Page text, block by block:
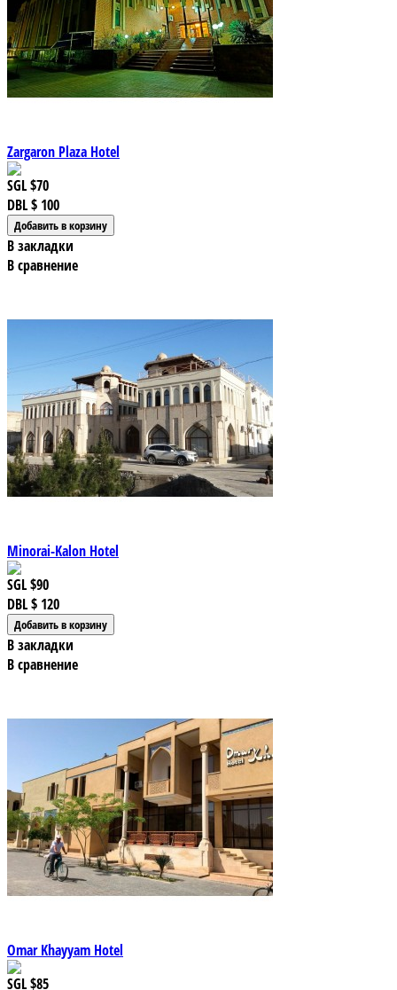
Zargaron Plaza Hotel
SGL$70
DBL$ 100
В закладки
В сравнение
Minorai-Kalon Hotel
SGL$90
DBL$ 120
В закладки
В сравнение
Omar Khayyam Hotel
SGL$85